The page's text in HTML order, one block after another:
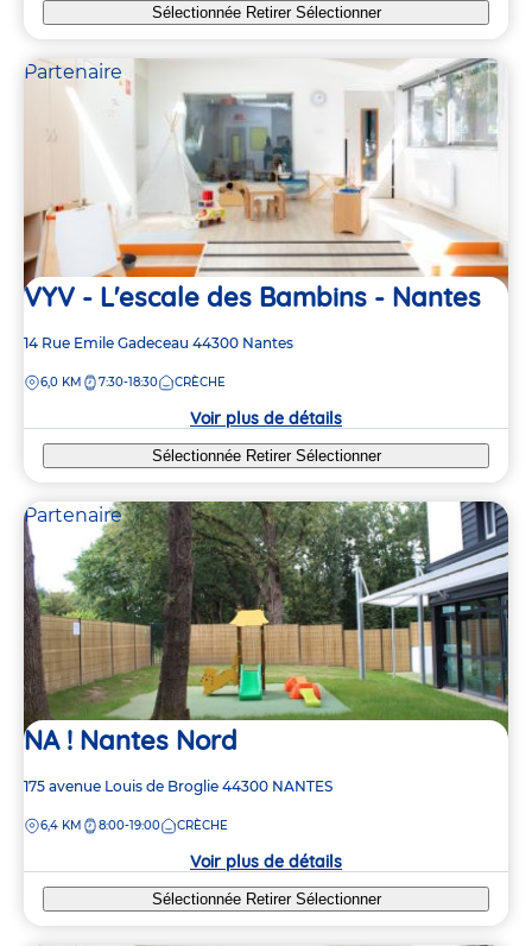
Sélectionnée Retirer Sélectionner
Partenaire
VYV - L'escale des Bambins - Nantes
Adresse
la
14 Rue Emile Gadeceau 44300 Nantes
DISTANCE
6,0 KM 7:30-18:30 CRÈCHE
Voir plus de détails
Sélectionnée Retirer Sélectionner
Partenaire
NA ! Nantes Nord
Adresse
la
175 avenue Louis de Broglie 44300 NANTES
DISTANCE
6,4 KM 8:00-19:00 CRÈCHE
Voir plus de détails
Sélectionnée Retirer Sélectionner